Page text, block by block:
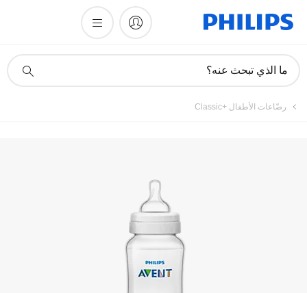
دعم
ما الذي تبحث عنه؟
رضّاعات الأطفال Classic+‎
تسجيل المنتج